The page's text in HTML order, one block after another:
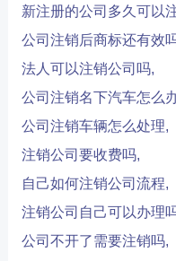
新注册的公司多久可以
公司注销后商标还有效
法人可以注销公司吗,
公司注销名下汽车怎么
公司注销车辆怎么处理,
注销公司要收费吗,
自己如何注销公司流程,
注销公司自己可以办理
公司不开了需要注销吗,